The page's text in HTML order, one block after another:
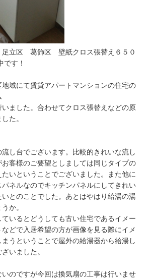
立区 葛飾区 壁紙クロス張替え６５０
です！
域にて賃貸アパートマンションの住宅の
いました。合わせてクロス張替えなどの原
た。
し台でございます。比較的きれいな流し
客様のご要望としましては同じタイプの
いということでございました。また他に
パネルなのでキッチンパネルにしてきれい
とのことでした。あとはやはり給湯の湯
か。
いるとどうしても古い住宅であるイメー
どで入居希望の方が画像を見る際にイメ
うということで屋外の給湯器から給湯し
いました。
のですが今回は換気扇の工事は行いませ